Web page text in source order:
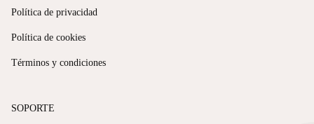
Política de privacidad
Política de cookies
Términos y condiciones
SOPORTE